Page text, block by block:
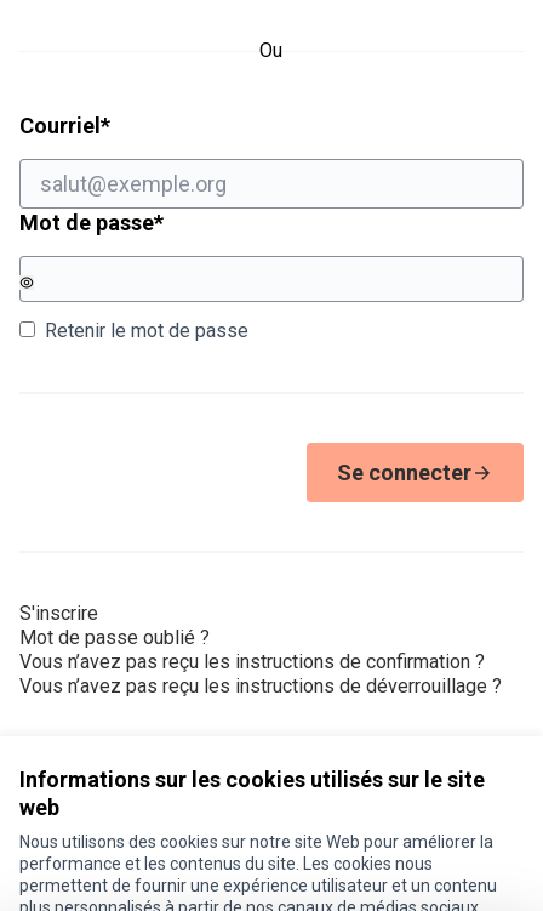
Informations sur les cookies utilisés sur le site
web
Nous utilisons des cookies sur notre site Web pour améliorer la
performance et les contenus du site. Les cookies nous
permettent de fournir une expérience utilisateur et un contenu
Ou
Courriel *Champ obligatoire
Mot de passe*Champ obligatoire
Retenir le mot de passe
Se connecter
S'inscrire
Mot de passe oublié ?
Vous n’avez pas reçu les instructions de confirmation ?
Vous n’avez pas reçu les instructions de déverrouillage ?
Conditions d'utilisation
Paramètres des cookies
Je participe ! sur X
Je participe ! sur Facebook
Je participe ! sur Instagram